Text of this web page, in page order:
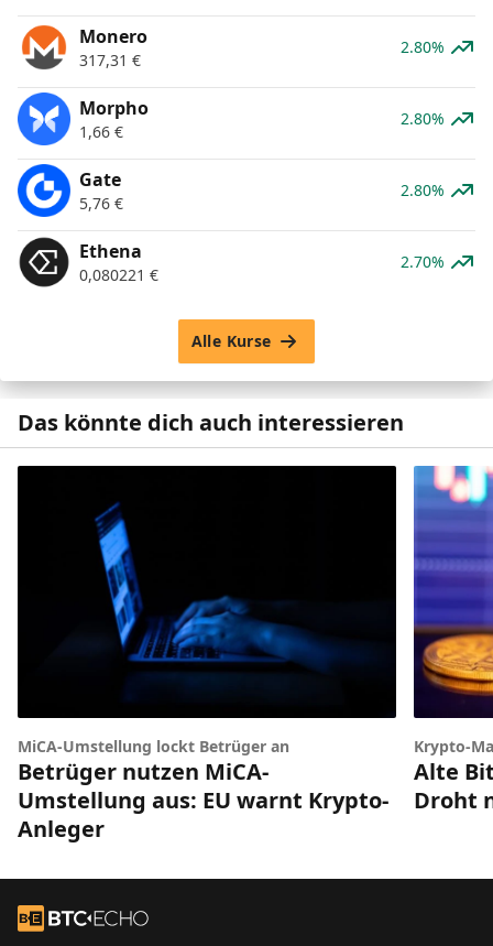
Monero
317,31 €
2.80%
Morpho
1,66 €
2.80%
Gate
5,76 €
2.80%
Ethena
0,080221 €
2.70%
Alle Kurse
Das könnte dich auch interessieren
MiCA-Umstellung lockt Betrüger an
Betrüger nutzen MiCA-
Umstellung aus: EU warnt Krypto-
Anleger
Krypto-
Alte
Droht
Zur Startseite